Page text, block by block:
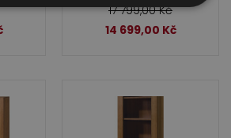
17 799,00Kč
14 699,00 Kč